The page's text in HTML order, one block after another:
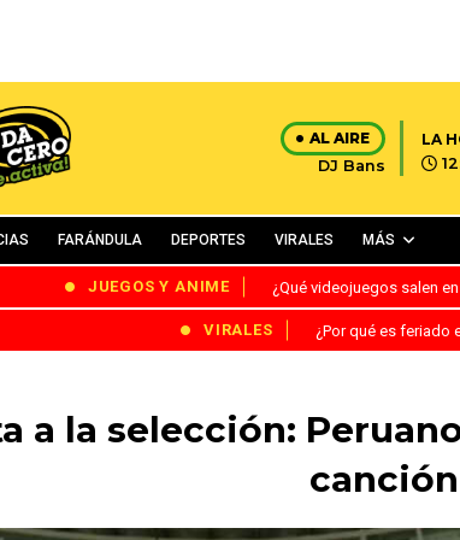
AL AIRE
DJ Bans
LA
FARÁNDULA DEPORTES VIRALES MÁS
JUEGOS Y ANIME ¿Qué videojuegos salen
VIRALES ¿Por qué es feriado
a la selección:
canción